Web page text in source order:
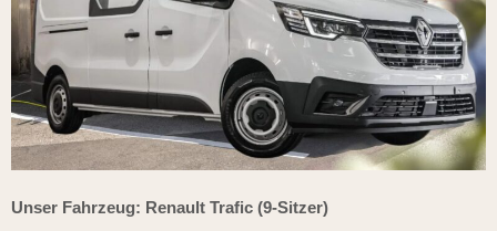
Unser Fahrzeug: Renault Trafic (9-Sitzer)